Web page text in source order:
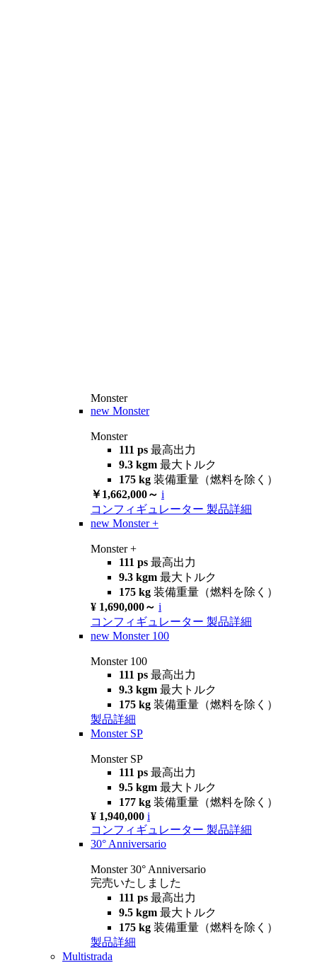
Monster
new Monster
Monster
111 ps 最高出力
9.3 kgm 最大トルク
175 kg 装備重量（燃料を除く）
￥1,662,000～ i
コンフィギュレーター 製品詳細
new Monster +
Monster +
111 ps 最高出力
9.3 kgm 最大トルク
175 kg 装備重量（燃料を除く）
¥ 1,690,000～ i
コンフィギュレーター 製品詳細
new Monster 100
Monster 100
111 ps 最高出力
9.3 kgm 最大トルク
175 kg 装備重量（燃料を除く）
製品詳細
Monster SP
Monster SP
111 ps 最高出力
9.5 kgm 最大トルク
177 kg 装備重量（燃料を除く）
¥ 1,940,000 i
コンフィギュレーター 製品詳細
30° Anniversario
Monster 30° Anniversario
完売いたしました
111 ps 最高出力
9.5 kgm 最大トルク
175 kg 装備重量（燃料を除く）
製品詳細
Multistrada